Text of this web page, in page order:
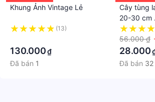
Khung Ảnh Vintage Lẻ
(13)
130.000₫
Đã bán 1
Cây tùng
20-30 cm .
56.000 ₫
28.000
Đã bán 32